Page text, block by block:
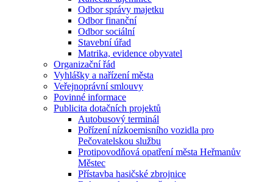
Odbor správy majetku
Odbor finanční
Odbor sociální
Stavební úřad
Matrika, evidence obyvatel
Organizační řád
Vyhlášky a nařízení města
Veřejnoprávní smlouvy
Povinné informace
Publicita dotačních projektů
Autobusový terminál
Pořízení nízkoemisního vozidla pro
Pečovatelskou službu
Protipovodňová opatření města Heřmanův
Městec
Přístavba hasičské zbrojnice